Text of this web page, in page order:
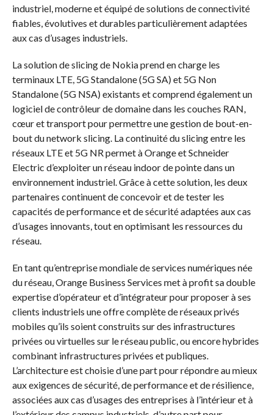
industriel, moderne et équipé de solutions de connectivité
fiables, évolutives et durables particulièrement adaptées
aux cas d’usages industriels.
La solution de slicing de Nokia prend en charge les
terminaux LTE, 5G Standalone (5G SA) et 5G Non
Standalone (5G NSA) existants et comprend également un
logiciel de contrôleur de domaine dans les couches RAN,
cœur et transport pour permettre une gestion de bout-en-
bout du network slicing. La continuité du slicing entre les
réseaux LTE et 5G NR permet à Orange et Schneider
Electric d’exploiter un réseau indoor de pointe dans un
environnement industriel. Grâce à cette solution, les deux
partenaires continuent de concevoir et de tester les
capacités de performance et de sécurité adaptées aux cas
d’usages innovants, tout en optimisant les ressources du
réseau.
En tant qu’entreprise mondiale de services numériques née
du réseau, Orange Business Services met à profit sa double
expertise d’opérateur et d’intégrateur pour proposer à ses
clients industriels une offre complète de réseaux privés
mobiles qu’ils soient construits sur des infrastructures
privées ou virtuelles sur le réseau public, ou encore hybrides
combinant infrastructures privées et publiques.
L’architecture est choisie d’une part pour répondre au mieux
aux exigences de sécurité, de performance et de résilience,
associées aux cas d’usages des entreprises à l’intérieur et à